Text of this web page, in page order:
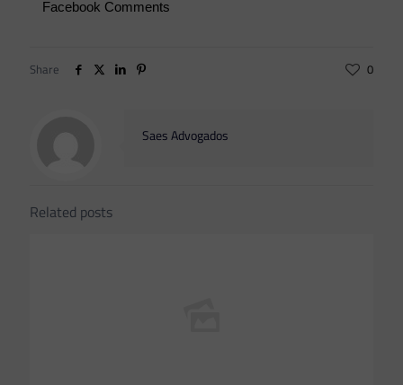
Facebook Comments
Share 0
Saes Advogados
Related posts